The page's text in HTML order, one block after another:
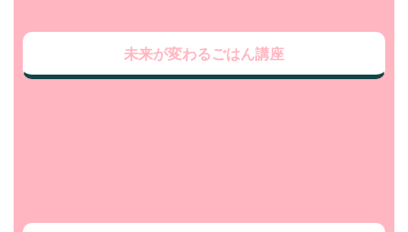
未来が変わるごはん講座